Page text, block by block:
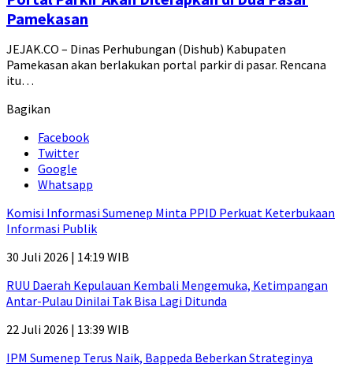
Pamekasan
JEJAK.CO – Dinas Perhubungan (Dishub) Kabupaten
Pamekasan akan berlakukan portal parkir di pasar. Rencana
itu…
Bagikan
Facebook
Twitter
Google
Whatsapp
Komisi Informasi Sumenep Minta PPID Perkuat Keterbukaan
Informasi Publik
30 Juli 2026 | 14:19 WIB
RUU Daerah Kepulauan Kembali Mengemuka, Ketimpangan
Antar-Pulau Dinilai Tak Bisa Lagi Ditunda
22 Juli 2026 | 13:39 WIB
IPM Sumenep Terus Naik, Bappeda Beberkan Strateginya